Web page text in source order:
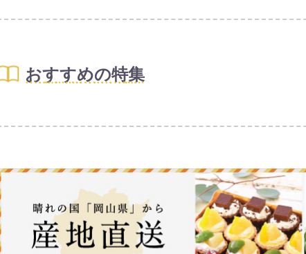
おすすめの特集